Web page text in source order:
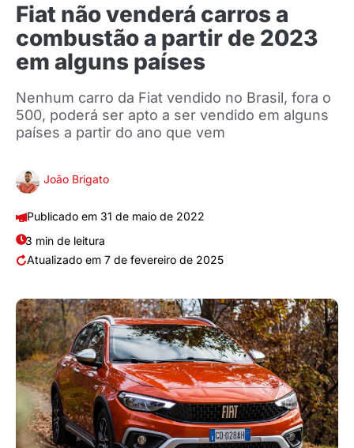
Fiat não venderá carros a
combustão a partir de 2023
em alguns países
Nenhum carro da Fiat vendido no Brasil, fora o
500, poderá ser apto a ser vendido em alguns
países a partir do ano que vem
João Brigato
31 de maio de 2022
3 min de leitura
7 de fevereiro de 2025